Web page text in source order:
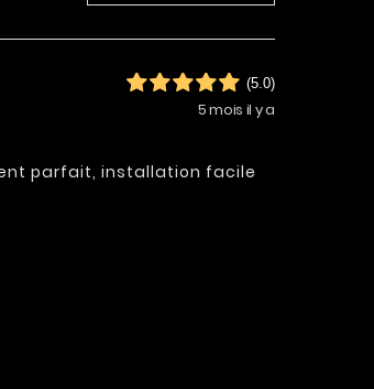
(5.0)
5 mois il y a
parfait, installation facile